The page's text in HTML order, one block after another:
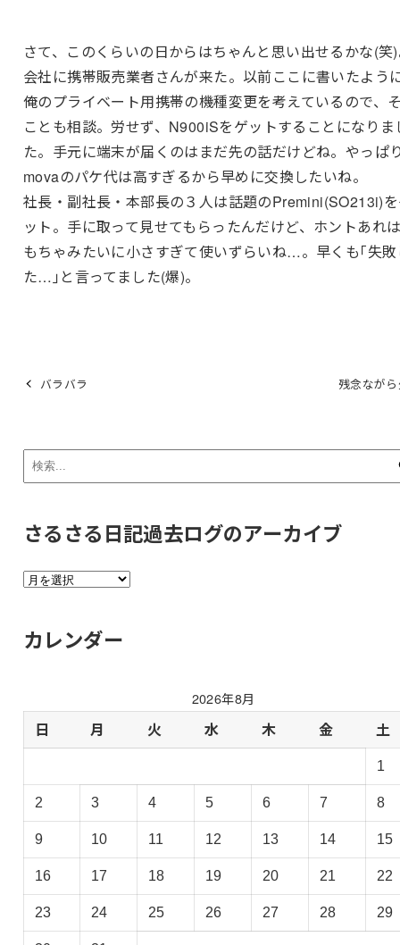
さて、このくらいの日からはちゃんと思い出せるかな(笑
会社に携帯販売業者さんが来た。以前ここに書いたよう
俺のプライベート用携帯の機種変更を考えているので、
ことも相談。労せず、N900iSをゲットすることになりま
た。手元に端末が届くのはまだ先の話だけどね。やっぱ
movaのパケ代は高すぎるから早めに交換したいね。
社長・副社長・本部長の３人は話題のPremini(SO213i)
ット。手に取って見せてもらったんだけど、ホントあれ
もちゃみたいに小さすぎて使いずらいね…。早くも｢失
た…｣と言ってました(爆)。
バラバラ 残念なが
さるさる日記過去ログのアーカイブ
さ
る
過
去
ロ
の
ア
ー
カ
イ
ブ
カレンダー
2026年8月
日 月 火 水 木 金 土
1
2 3 4 5 6 7 8
9 10 11 12 13 14 15
16 17 18 19 20 21 22
23 24 25 26 27 28 29